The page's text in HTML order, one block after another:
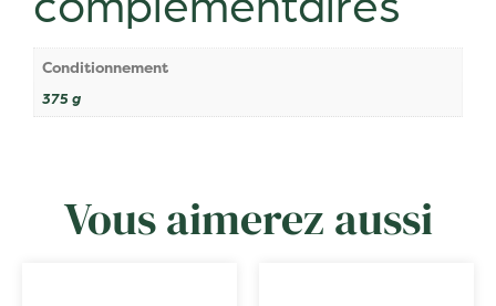
Conditionnement
375 g
Vous aimerez aussi